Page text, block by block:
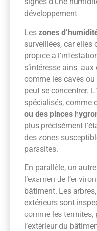
développement.
Les zones
surveillées, car
propice à
s’intéresse ainsi
comme les caves ou
peut se concentrer.
spécialisés, comme
ou des pinces
plus précisément
des zones
parasites.
En parallèle, un autre
l’examen de
bâtiment. Les
extérieurs sont
comme les termites,
l’extérieur du